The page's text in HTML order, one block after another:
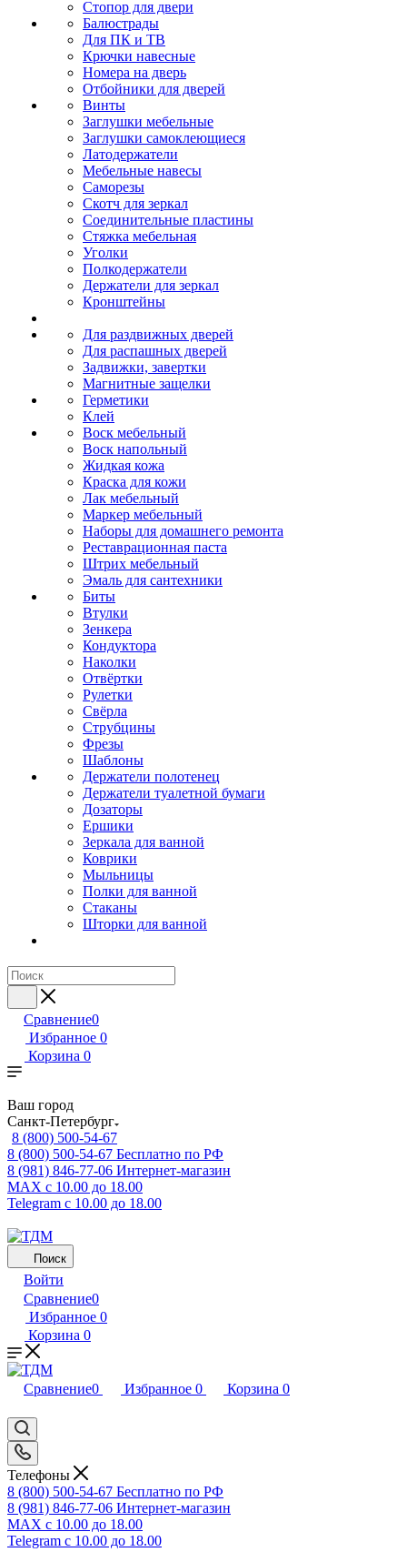
Стопор для двери
Балюстрады
Для ПК и ТВ
Крючки навесные
Номера на дверь
Отбойники для дверей
Винты
Заглушки мебельные
Заглушки самоклеющиеся
Латодержатели
Мебельные навесы
Саморезы
Скотч для зеркал
Соединительные пластины
Стяжка мебельная
Уголки
Полкодержатели
Держатели для зеркал
Кронштейны
Для раздвижных дверей
Для распашных дверей
Задвижки, завертки
Магнитные защелки
Герметики
Клей
Воск мебельный
Воск напольный
Жидкая кожа
Краска для кожи
Лак мебельный
Маркер мебельный
Наборы для домашнего ремонта
Реставрационная паста
Штрих мебельный
Эмаль для сантехники
Биты
Втулки
Зенкера
Кондуктора
Наколки
Отвёртки
Рулетки
Свёрла
Струбцины
Фрезы
Шаблоны
Держатели полотенец
Держатели туалетной бумаги
Дозаторы
Ершики
Зеркала для ванной
Коврики
Мыльницы
Полки для ванной
Стаканы
Шторки для ванной
Сравнение0
Избранное 0
Корзина 0
Ваш город
Санкт-Петербург
8 (800) 500-54-67
8 (800) 500-54-67 Бесплатно по РФ
8 (981) 846-77-06 Интернет-магазин
MAX с 10.00 до 18.00
Telegram с 10.00 до 18.00
Поиск
Войти
Сравнение0
Избранное 0
Корзина 0
Сравнение0 Избранное 0 Корзина 0
Телефоны
8 (800) 500-54-67 Бесплатно по РФ
8 (981) 846-77-06 Интернет-магазин
MAX с 10.00 до 18.00
Telegram с 10.00 до 18.00